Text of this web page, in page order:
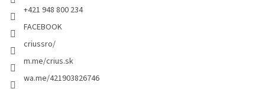
+421 948 800 234
FACEBOOK
criussro/
m.me/crius.sk
wa.me/421903826746